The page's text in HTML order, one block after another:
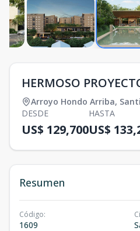
HERMOSO
Arroyo Hondo Arriba,
DESDE
US$ 129,700
HASTA
US$
Resumen
Código:
1609